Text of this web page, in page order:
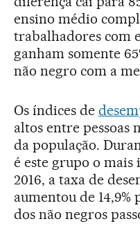
ensino médio
trabalhadores com
ganham somente
não negro com a
Os índices de
altos entre pessoas
da população.
é este grupo o mais
2016, a taxa de
aumentou de 14,9%
dos não negros